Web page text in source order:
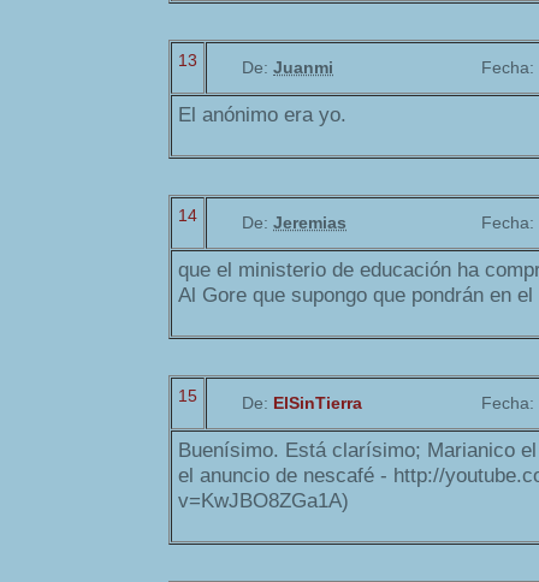
13 De: Juanmi Fecha:
El anónimo era yo.
14 De: Jeremias Fecha:
que el ministerio de educación ha
Al Gore que supongo que pondrán en
15 De: ElSinTierra Fecha:
Buenísimo. Está clarísimo; Marianico
el anuncio de nescafé - http://
v=KwJBO8ZGa1A)